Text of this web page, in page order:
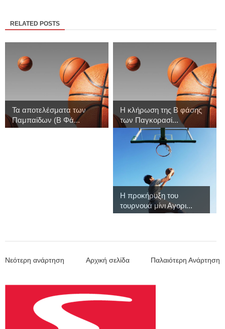
RELATED POSTS
Τα αποτελέσματα των
Παμπαίδων (Β Φά...
Η κλήρωση της Β φάσης
των Παγκορασί...
Η προκήρυξη του
τουρνουά μίνι Αγορι...
Νεότερη ανάρτηση Παλαιότερη Ανάρτηση
Αρχική σελίδα